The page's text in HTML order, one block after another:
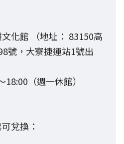
文化館 （地址： 83150高
號，大寮捷運站1號出
18:00（週一休館）
兌換：